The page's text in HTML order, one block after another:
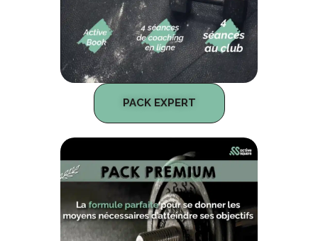
PACK EXPERT